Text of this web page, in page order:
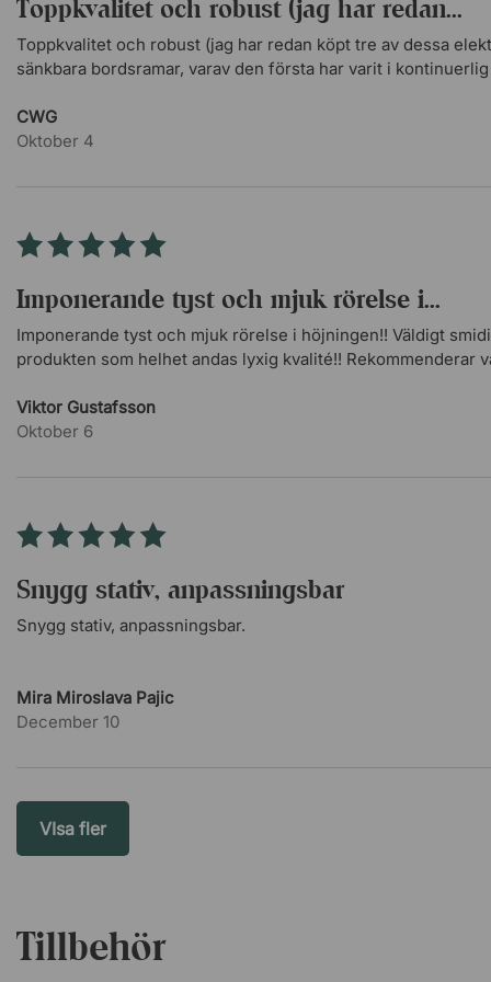
Toppkvalitet och robust (jag har redan...
Toppkvalitet och robust (jag har redan köpt tre av dessa
sänkbara bordsramar, varav den första har varit i
CWG
Oktober 4
Imponerande tyst och mjuk rörelse i...
Imponerande tyst och mjuk rörelse i höjningen!! Väldigt
produkten som helhet andas lyxig kvalité!! Rekommenderar
Viktor Gustafsson
Oktober 6
Snygg stativ, anpassningsbar
Snygg stativ, anpassningsbar.
Mira Miroslava Pajic
December 10
VIsa fler
Tillbehör